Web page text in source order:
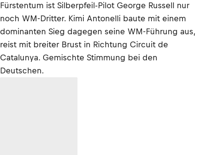
Fürstentum ist Silberpfeil-Pilot George Russell nur
noch WM-Dritter. Kimi Antonelli baute mit einem
dominanten Sieg dagegen seine WM-Führung aus,
reist mit breiter Brust in Richtung Circuit de
Catalunya. Gemischte Stimmung bei den
Deutschen.